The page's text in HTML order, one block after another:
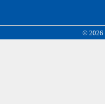
© 2026